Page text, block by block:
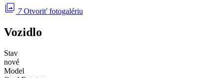
photo_library 7 Otvoriť fotogalériu
Vozidlo
Stav
nové
Model